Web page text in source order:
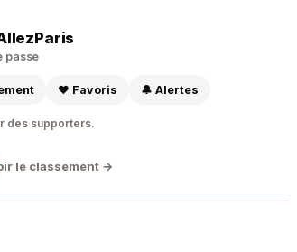
passe
❤️ Favoris 🔔 Alertes
des supporters.
le classement →